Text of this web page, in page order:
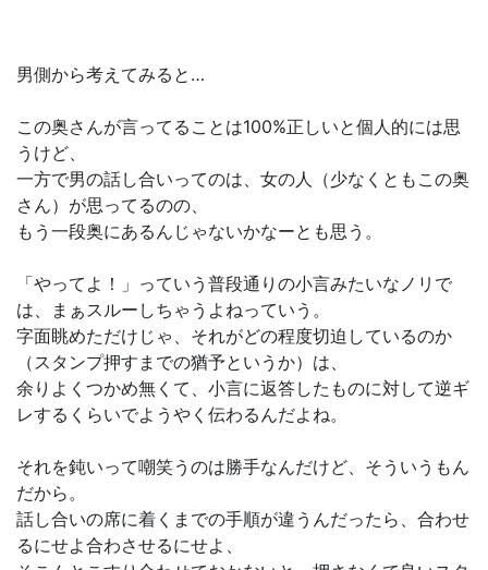
男側から考えてみると…
この奥さんが言ってることは100%正しいと個人的には思
うけど、
一方で男の話し合いってのは、女の人（少なくともこの奥
さん）が思ってるのの、
もう一段奥にあるんじゃないかなーとも思う。
「やってよ！」っていう普段通りの小言みたいなノリで
は、まぁスルーしちゃうよねっていう。
字面眺めただけじゃ、それがどの程度切迫しているのか
（スタンプ押すまでの猶予というか）は、
余りよくつかめ無くて、小言に返答したものに対して逆ギ
レするくらいでようやく伝わるんだよね。
それを鈍いって嘲笑うのは勝手なんだけど、そういうもん
だから。
話し合いの席に着くまでの手順が違うんだったら、合わせ
るにせよ合わさせるにせよ、